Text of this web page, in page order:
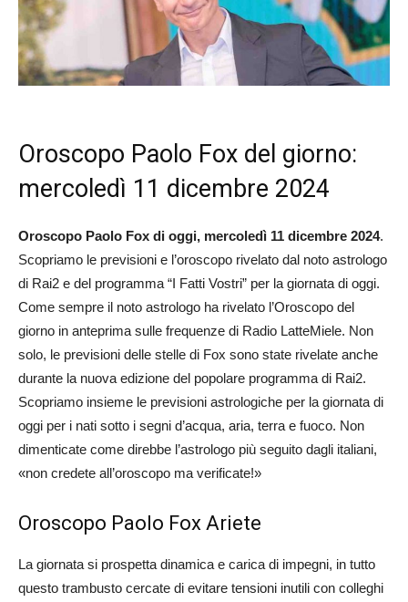
Oroscopo Paolo Fox del giorno:
mercoledì 11 dicembre 2024
Oroscopo Paolo Fox di oggi, mercoledì 11 dicembre 2024.
Scopriamo le previsioni e l’oroscopo rivelato dal noto astrologo
di Rai2 e del programma “I Fatti Vostri” per la giornata di oggi.
Come sempre il noto astrologo ha rivelato l’Oroscopo del
giorno in anteprima sulle frequenze di Radio LatteMiele. Non
solo, le previsioni delle stelle di Fox sono state rivelate anche
durante la nuova edizione del popolare programma di Rai2.
Scopriamo insieme le previsioni astrologiche per la giornata di
oggi per i nati sotto i segni d’acqua, aria, terra e fuoco. Non
dimenticate come direbbe l’astrologo più seguito dagli italiani,
«non credete all’oroscopo ma verificate!»
Oroscopo Paolo Fox Ariete
La giornata si prospetta dinamica e carica di impegni, in tutto
questo trambusto cercate di evitare tensioni inutili con colleghi